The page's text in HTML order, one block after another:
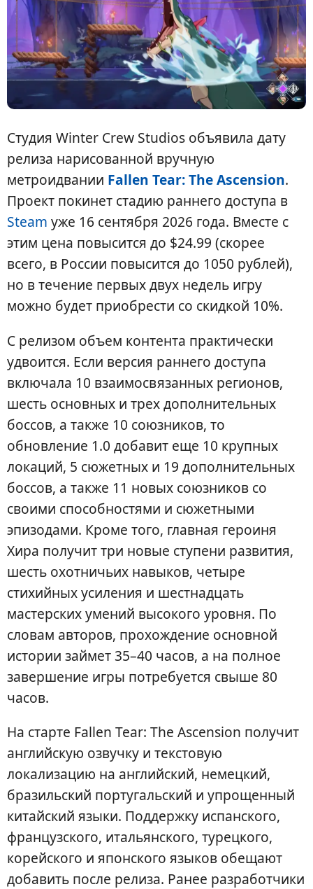
Студия Winter Crew Studios объявила дату
релиза нарисованной вручную
метроидвании Fallen Tear: The Ascension.
Проект покинет стадию раннего доступа в
Steam уже 16 сентября 2026 года. Вместе с
этим цена повысится до $24.99 (скорее
всего, в России повысится до 1050 рублей),
но в течение первых двух недель игру
можно будет приобрести со скидкой 10%.
С релизом объем контента практически
удвоится. Если версия раннего доступа
включала 10 взаимосвязанных регионов,
шесть основных и трех дополнительных
боссов, а также 10 союзников, то
обновление 1.0 добавит еще 10 крупных
локаций, 5 сюжетных и 19 дополнительных
боссов, а также 11 новых союзников со
своими способностями и сюжетными
эпизодами. Кроме того, главная героиня
Хира получит три новые ступени развития,
шесть охотничьих навыков, четыре
стихийных усиления и шестнадцать
мастерских умений высокого уровня. По
словам авторов, прохождение основной
истории займет 35–40 часов, а на полное
завершение игры потребуется свыше 80
часов.
На старте Fallen Tear: The Ascension получит
английскую озвучку и текстовую
локализацию на английский, немецкий,
бразильский португальский и упрощенный
китайский языки. Поддержку испанского,
французского, итальянского, турецкого,
корейского и японского языков обещают
добавить после релиза. Ранее разработчики